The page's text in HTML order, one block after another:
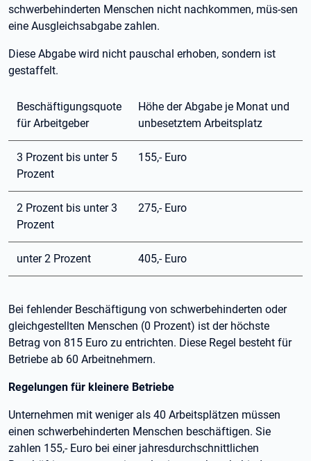
schwerbehinderten Menschen nicht nachkommen, müs-sen
eine Ausgleichsabgabe zahlen.
Diese Abgabe wird nicht pauschal erhoben, sondern ist
gestaffelt.
Beschäftigungsquote
für Arbeitgeber
Höhe der Abgabe je Monat und
unbesetztem Arbeitsplatz
3 Prozent bis unter 5
Prozent
155,- Euro
2 Prozent bis unter 3
Prozent
275,- Euro
unter 2 Prozent 405,- Euro
Bei fehlender Beschäftigung von schwerbehinderten oder
gleichgestellten Menschen (0 Prozent) ist der höchste
Betrag von 815 Euro zu entrichten. Diese Regel besteht für
Betriebe ab 60 Arbeitnehmern.
Regelungen für kleinere Betriebe
Unternehmen mit weniger als 40 Arbeitsplätzen müssen
einen schwerbehinderten Menschen beschäftigen. Sie
zahlen 155,- Euro bei einer jahresdurchschnittlichen